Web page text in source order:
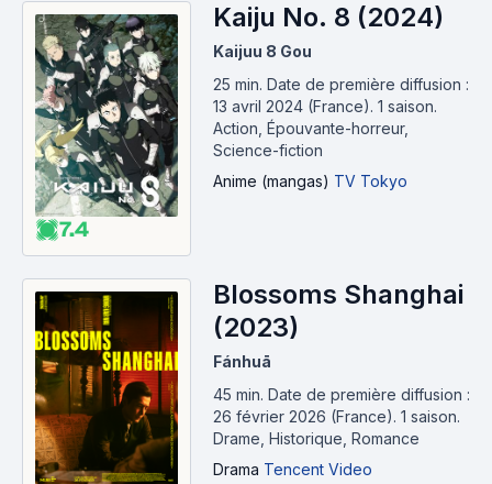
7.4
Kaiju No. 8 (2024)
Kaijuu 8 Gou
25 min. Date de première diffusion :
13 avril 2024 (France). 1 saison.
Action, Épouvante-horreur,
Science-fiction
Anime (mangas) TV Tokyo
Blossoms Shanghai
(2023)
Fánhuā
45 min. Date de première diffusion :
26 février 2026 (France). 1 saison.
Drame, Historique, Romance
Drama Tencent Video